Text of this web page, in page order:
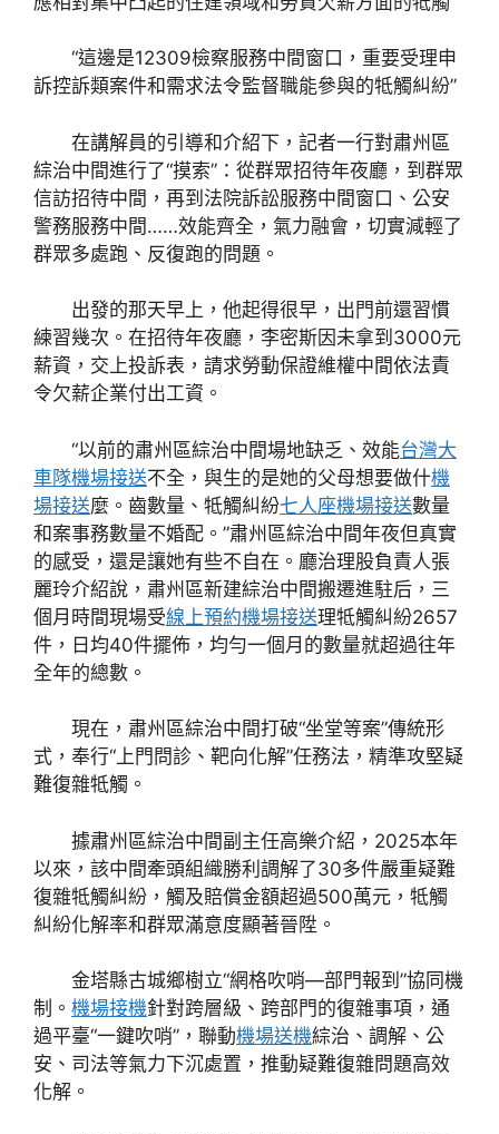
“這邊是12309檢察服務中間窗口，重要受理申
訴控訴類案件和需求法令監督職能參與的牴觸糾紛”
在講解員的引導和介紹下，記者一行對肅州區
綜治中間進行了“摸索”：從群眾招待年夜廳，到群眾
信訪招待中間，再到法院訴訟服務中間窗口、公安
警務服務中間……效能齊全，氣力融會，切實減輕了
群眾多處跑、反復跑的問題。
出發的那天早上，他起得很早，出門前還習慣
練習幾次。在招待年夜廳，李密斯因未拿到3000元
薪資，交上投訴表，請求勞動保證維權中間依法責
令欠薪企業付出工資。
“以前的肅州區綜治中間場地缺乏、效能台灣大
車隊機場接送不全，與生的是她的父母想要做什機
場接送麼。齒數量、牴觸糾紛七人座機場接送數量
和案事務數量不婚配。”肅州區綜治中間年夜但真實
的感受，還是讓她有些不自在。廳治理股負責人張
麗玲介紹說，肅州區新建綜治中間搬遷進駐后，三
個月時間現場受線上預約機場接送理牴觸糾紛2657
件，日均40件擺佈，均勻一個月的數量就超過往年
全年的總數。
現在，肅州區綜治中間打破“坐堂等案”傳統形
式，奉行“上門問診、靶向化解”任務法，精準攻堅疑
難復雜牴觸。
據肅州區綜治中間副主任高樂介紹，2025本年
以來，該中間牽頭組織勝利調解了30多件嚴重疑難
復雜牴觸糾紛，觸及賠償金額超過500萬元，牴觸
糾紛化解率和群眾滿意度顯著晉陞。
金塔縣古城鄉樹立“網格吹哨—部門報到”協同機
制。 機場接機針對跨層級、跨部門的復雜事項，通
過平臺“一鍵吹哨”，聯動機場送機綜治、調解、公
安、司法等氣力下沉處置，推動疑難復雜問題高效
化解。